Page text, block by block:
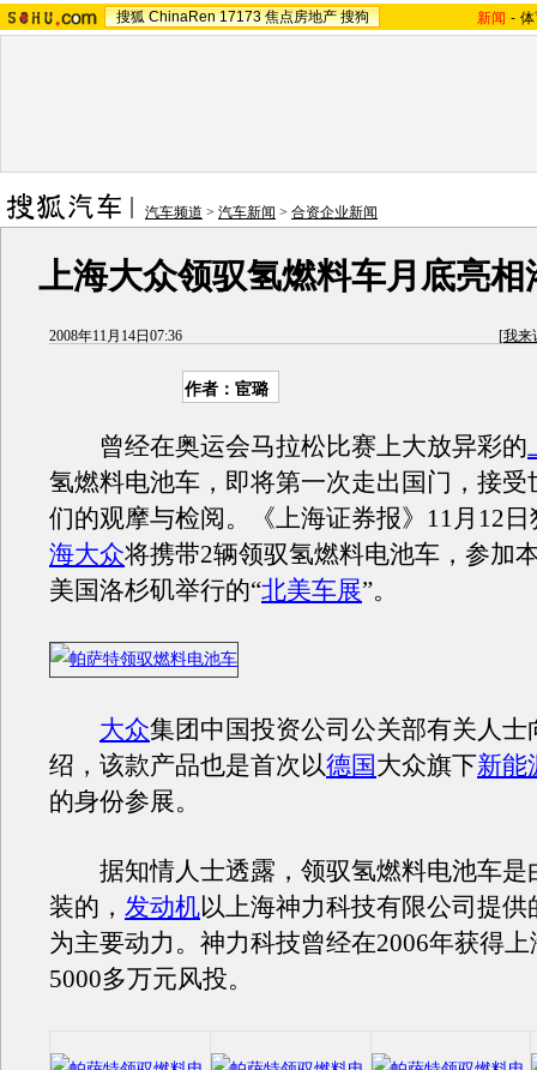
搜狐 ChinaRen 17173 焦点房地产 搜狗 新闻 -
汽车频道 > 汽车新闻 > 合资企业新闻
上海大众领驭氢燃料车月底亮相
2008年11月14日07:36 [我来
作者：宦璐
曾经在奥运会马拉松比赛上大放异彩的
氢燃料电池车，即将第一次走出国门，接受
们的观摩与检阅。《上海证券报》11月12
海大众将携带2辆领驭氢燃料电池车，参加
美国洛杉矶举行的“北美车展”。
大众集团中国投资公司公关部有关人士
绍，该款产品也是首次以德国大众旗下新能
的身份参展。
据知情人士透露，领驭氢燃料电池车是
装的， 发动机以上海神力科技有限公司提供
为主要动力。神力科技曾经在2006年获得
5000多万元风投。